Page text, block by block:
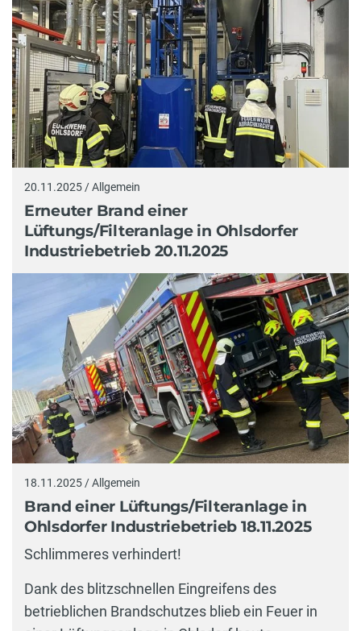
20.11.2025 / Allgemein
Erneuter Brand einer
Lüftungs/Filteranlage in Ohlsdorfer
Industriebetrieb 20.11.2025
18.11.2025 / Allgemein
Brand einer Lüftungs/Filteranlage in
Ohlsdorfer Industriebetrieb 18.11.2025
Schlimmeres verhindert!
Dank des blitzschnellen Eingreifens des
betrieblichen Brandschutzes blieb ein Feuer in